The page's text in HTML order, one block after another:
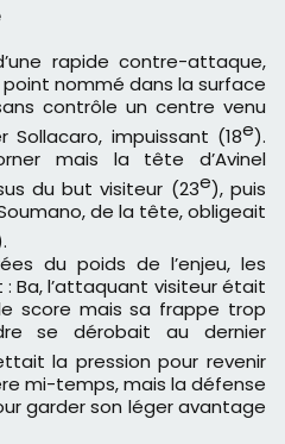
rapide contre-attaque,
nommé dans la surface
contrôle un centre venu
impuissant (18e).
mais la tête d’Avinel
du but visiteur (23e), puis
de la tête, obligeait
du poids de l’enjeu, les
Ba, l’attaquant visiteur était
score mais sa frappe trop
se dérobait au dernier
la pression pour revenir
mi-temps, mais la défense
garder son léger avantage